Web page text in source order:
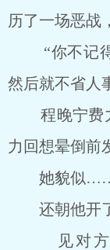
历了一场恶战
“你不记得
然后就不省人
程晚宁费力
力回想晕倒前
她貌似……
还朝他开了
见对方有